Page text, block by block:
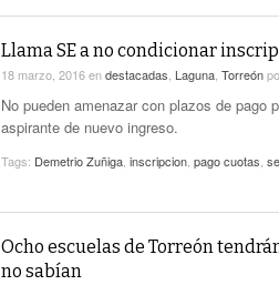
Llama SE a no condicionar
18 marzo, 2016endestacadas Laguna Torreón
No pueden amenazar con plazos de pago
aspirante de nuevo ingreso.
Tags: Demetrio Zuñiga inscripcion pago cuotas
Ocho escuelas de Torreón
no sabían